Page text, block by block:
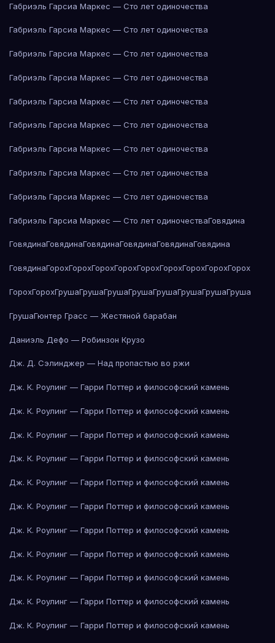
Габриэль Гарсиа Маркес — Сто лет одиночества
Габриэль Гарсиа Маркес — Сто лет одиночества
Габриэль Гарсиа Маркес — Сто лет одиночества
Габриэль Гарсиа Маркес — Сто лет одиночества
Габриэль Гарсиа Маркес — Сто лет одиночества
Габриэль Гарсиа Маркес — Сто лет одиночества
Габриэль Гарсиа Маркес — Сто лет одиночества
Габриэль Гарсиа Маркес — Сто лет одиночества
Габриэль Гарсиа Маркес — Сто лет одиночества
Габриэль Гарсиа Маркес — Сто лет одиночестваГовядина
ГовядинаГовядинаГовядинаГовядинаГовядинаГовядина
ГовядинаГорохГорохГорохГорохГорохГорохГорохГорохГорох
ГорохГорохГрушаГрушаГрушаГрушаГрушаГрушаГрушаГруша
ГрушаГюнтер Грасс — Жестяной барабан
Даниэль Дефо — Робинзон Крузо
Дж. Д. Сэлинджер — Над пропастью во ржи
Дж. К. Роулинг — Гарри Поттер и философский камень
Дж. К. Роулинг — Гарри Поттер и философский камень
Дж. К. Роулинг — Гарри Поттер и философский камень
Дж. К. Роулинг — Гарри Поттер и философский камень
Дж. К. Роулинг — Гарри Поттер и философский камень
Дж. К. Роулинг — Гарри Поттер и философский камень
Дж. К. Роулинг — Гарри Поттер и философский камень
Дж. К. Роулинг — Гарри Поттер и философский камень
Дж. К. Роулинг — Гарри Поттер и философский камень
Дж. К. Роулинг — Гарри Поттер и философский камень
Дж. К. Роулинг — Гарри Поттер и философский камень